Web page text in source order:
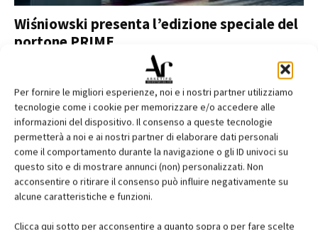
Per fornire le migliori esperienze, noi e i nostri partner utilizziamo
tecnologie come i cookie per memorizzare e/o accedere alle
informazioni del dispositivo. Il consenso a queste tecnologie
permetterà a noi e ai nostri partner di elaborare dati personali
come il comportamento durante la navigazione o gli ID univoci su
questo sito e di mostrare annunci (non) personalizzati. Non
acconsentire o ritirare il consenso può influire negativamente su
alcune caratteristiche e funzioni.
Clicca qui sotto per acconsentire a quanto sopra o per fare scelte
Wiśniowski presenta l’edizione speciale del
portone PRIME